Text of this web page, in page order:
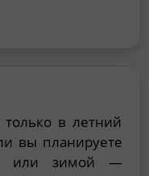
в летний
вы планируете
или зимой —